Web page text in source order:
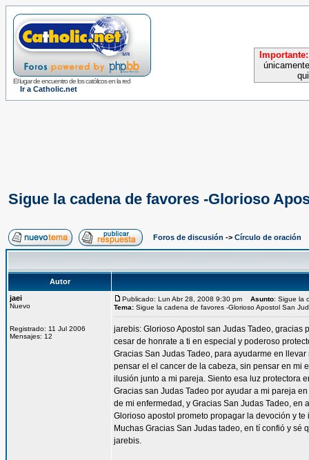
El lugar de encuentro de los católicos en la red
Ir a Catholic.net
Importante:
Sigue la cadena de favores -Glorioso
Foros de discusión -> Círculo de oración
Autor
jaei
Nuevo
Registrado: 11 Jul 2006
Mensajes: 12
Publicado: Lun Abr 28, 2008 9:30 pm Asunto: Sigue la
Tema: Sigue la cadena de favores -Glorioso Apostol San
jarebis: Glorioso Apostol san Judas Tadeo,
cesar de honrate a ti en especial y poderoso
Gracias San Judas Tadeo, para ayudarme en
pensar el el cancer de la cabeza, sin pensar en mi
ilusión junto a mi pareja. Siento esa luz protectora
Gracias san Judas Tadeo por ayudar a mi pareja
de mi enfermedad, y Gracias San Judas Tadeo,
Glorioso apostol prometo propagar la devoción y
Muchas Gracias San Judas tadeo, en tí confió y sé
jarebis.